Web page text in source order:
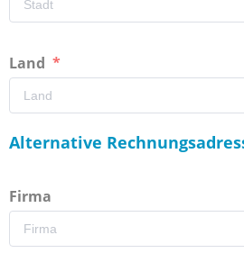
Land
Alternative
Firma